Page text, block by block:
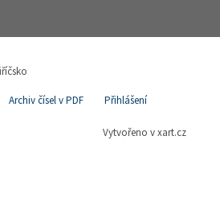
Archiv čísel v PDF Přihlášení
Vytvořeno v xart.cz